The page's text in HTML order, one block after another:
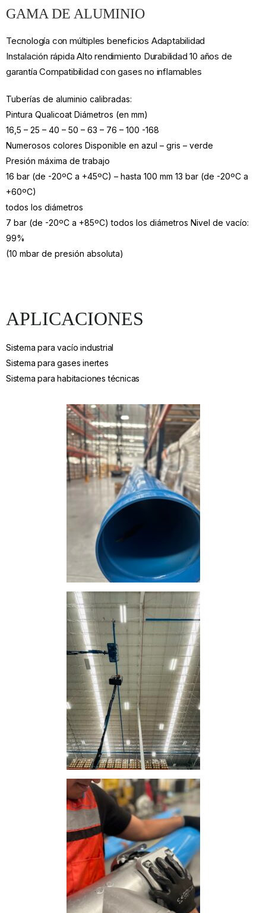
GAMA DE ALUMINIO
Tecnología con múltiples beneficios Adaptabilidad
Instalación rápida Alto rendimiento Durabilidad 10 años de
garantía Compatibilidad con gases no inflamables
Tuberías de aluminio calibradas:
Pintura Qualicoat Diámetros (en mm)
16,5 – 25 – 40 – 50 – 63 – 76 – 100 -168
Numerosos colores Disponible en azul – gris – verde
Presión máxima de trabajo
16 bar (de -20ºC a +45ºC) – hasta 100 mm 13 bar (de -20ºC a
+60ºC)
todos los diámetros
7 bar (de -20ºC a +85ºC) todos los diámetros Nivel de vacío:
99%
(10 mbar de presión absoluta)
APLICACIONES
Sistema para vacío industrial
Sistema para gases inertes
Sistema para habitaciones técnicas